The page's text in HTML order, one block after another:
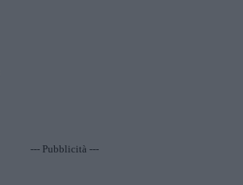
--- Pubblicità ---